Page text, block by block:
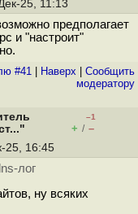
25, 11:13
предполагает
и "настроит"
#41 Наверх
Cообщить
модератору
–1
+ / –
25, 16:45
лог
ну всяких